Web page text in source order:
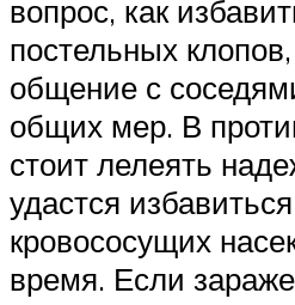
вопрос, как
постельных
общение с
общих мер. В
стоит лелеять
удастся
кровососущих
время. Если